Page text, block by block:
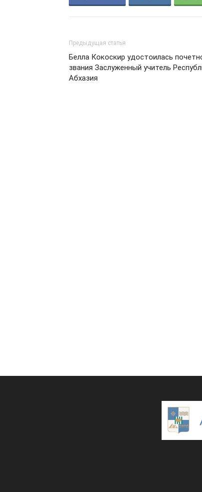
Предыдущая статья
Белла Кокоскир удостоилась
звания Заслуженный учитель
Абхазия